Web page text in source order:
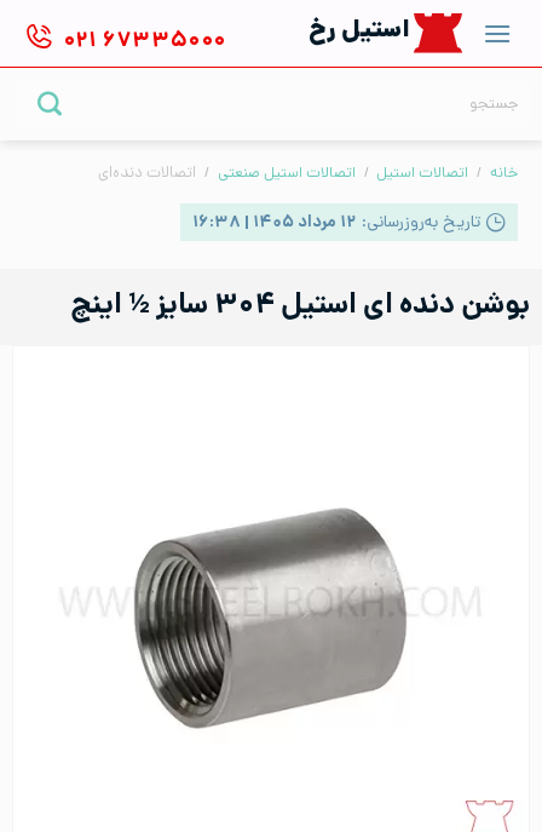
content
استیل رخ ۰۲۱ ۶۷۳۳۵۰۰۰
خانه / اتصالات استیل / اتصالات استیل صنعتی / اتصالات دنده‌ای
تاریخ به‌روزرسانی: ۱۲ مرداد ۱۴۰۵ | ۱۶:۳۸
بوشن دنده ای استیل ۳۰۴ سایز ½ اینچ